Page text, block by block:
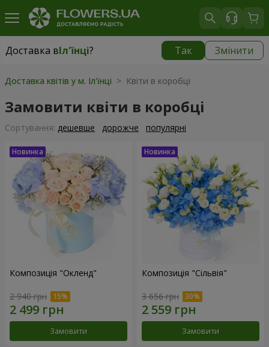
Доставка вІл'їнці? Так Змінити
Доставка вІл'їнці|
Доставка квітів у м. Іл'їнці > Квіти в коробці
Замовити квіти в коробці
Сортування: дешевше дорожче популярні
Композиція "Окленд"
2 940 грн
Замовити
Композиція "Сільвія"
3 656 грн
Замовити